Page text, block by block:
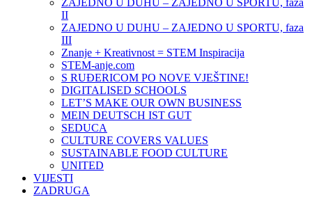
ZAJEDNO U DUHU – ZAJEDNO U SPORTU, faza
II
ZAJEDNO U DUHU – ZAJEDNO U SPORTU, faza
III
Znanje + Kreativnost = STEM Inspiracija
STEM-anje.com
S RUĐERICOM PO NOVE VJEŠTINE!
DIGITALISED SCHOOLS
LET’S MAKE OUR OWN BUSINESS
MEIN DEUTSCH IST GUT
SEDUCA
CULTURE COVERS VALUES
SUSTAINABLE FOOD CULTURE
UNITED
VIJESTI
ZADRUGA